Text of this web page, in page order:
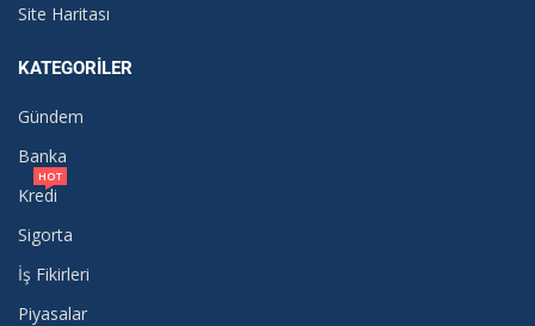
Site Haritası
KATEGORILER
Gündem
Banka
Kredi
HOT
Sigorta
İş Fikirleri
Piyasalar